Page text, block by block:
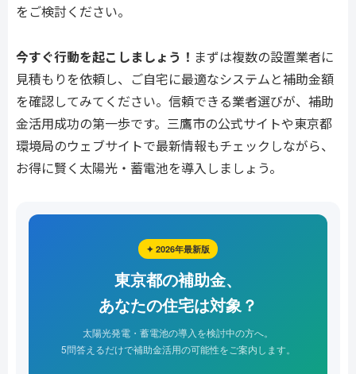
をご検討ください。
今すぐ行動を起こしましょう！ まずは複数の設置業者に
見積もりを依頼し、ご自宅に最適なシステムと補助金額
を確認してみてください。信頼できる業者選びが、補助
金活用成功の第一歩です。三鷹市の公式サイトや東京都
環境局のウェブサイトで最新情報もチェックしながら、
お得に賢く太陽光・蓄電池を導入しましょう。
✦ 2026年最新版
東京都の補助金、
あなたの住宅は対象？
太陽光発電・蓄電池の導入を検討中の方へ。
5問答えるだけで補助金活用の可能性をご案内します。